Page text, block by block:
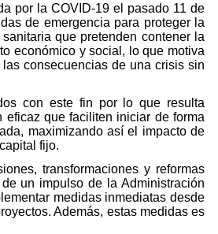
por la COVID-19 el pasado 11 de
de emergencia para proteger la
que pretenden contener la
económico y social, lo que motiva
consecuencias de una crisis sin
con este fin por lo que resulta
que faciliten iniciar de forma
maximizando así el impacto de
fijo.
transformaciones y reformas
un impulso de la Administración
medidas inmediatas desde
Además, estas medidas es